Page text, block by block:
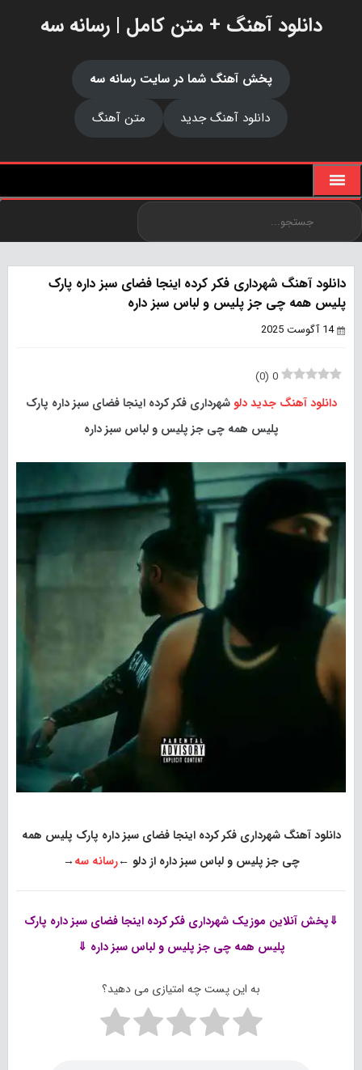
دانلود آهنگ + متن کامل | رسانه سه
پخش آهنگ شما در سایت رسانه سه
دانلود آهنگ جدید
متن آهنگ
دانلود آهنگ شهرداری فکر کرده اینجا فضای سبز داره پارک
پلیس همه چی جز پلیس و لباس سبز داره
14 آگوست 2025
0
(
0
)
دانلود آهنگ جدید دلو شهرداری فکر کرده اینجا فضای سبز داره پارک
پلیس همه چی جز پلیس و لباس سبز داره
دانلود آهنگ شهرداری فکر کرده اینجا فضای سبز داره پارک پلیس همه
چی جز پلیس و لباس سبز داره از دلو ←رسانه سه→
⇓پخش آنلاین موزیکشهرداری فکر کرده اینجا فضای سبز داره پارک
پلیس همه چی جز پلیس و لباس سبز داره ⇓
به این پست چه امتیازی می دهید؟